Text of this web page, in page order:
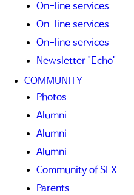
On-line services
On-line services
On-line services
Newsletter "Echo"
COMMUNITY
Photos
Alumni
Alumni
Alumni
Community of SFX
Parents